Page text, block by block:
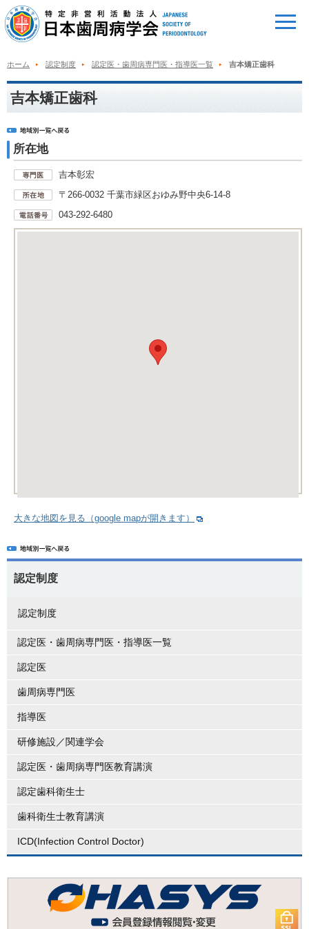
ホーム 認定制度 認定医・歯周病専門医・指導医一覧 吉本矯正歯科
吉本矯正歯科
所在地
吉本彰宏
〒266-0032 千葉市緑区おゆみ野中央6-14-8
043-292-6480
大きな地図を見る（google mapが開きます）
認定制度
認定制度
認定医・歯周病専門医・指導医一覧
認定医
歯周病専門医
指導医
研修施設／関連学会
認定医・歯周病専門医教育講演
認定歯科衛生士
歯科衛生士教育講演
ICD(Infection Control Doctor)